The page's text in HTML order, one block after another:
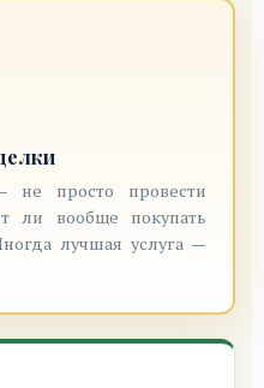
не просто провести
ли вообще покупать
лучшая услуга —